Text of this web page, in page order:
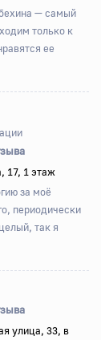
— самый
только к
ее
17, 1 этаж
за моё
периодически
так я
улица, 33, в